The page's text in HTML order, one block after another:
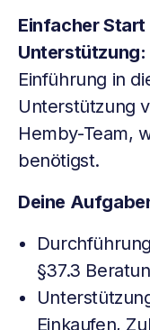
Einfacher
Unterstützung:
Einführung in
Unterstützung
Hemby-Team,
benötigst.
Deine
§37.3
Einkaufen,